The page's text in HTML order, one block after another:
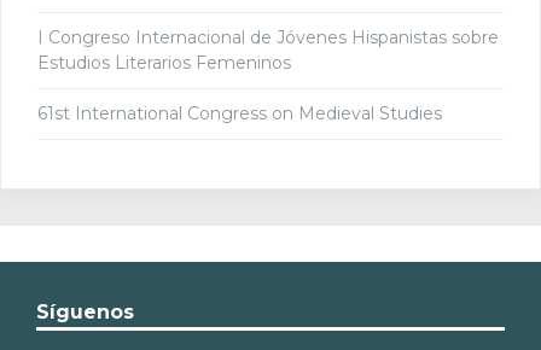
I Congreso Internacional de Jóvenes Hispanistas sobre
Estudios Literarios Femeninos
61st International Congress on Medieval Studies
Síguenos